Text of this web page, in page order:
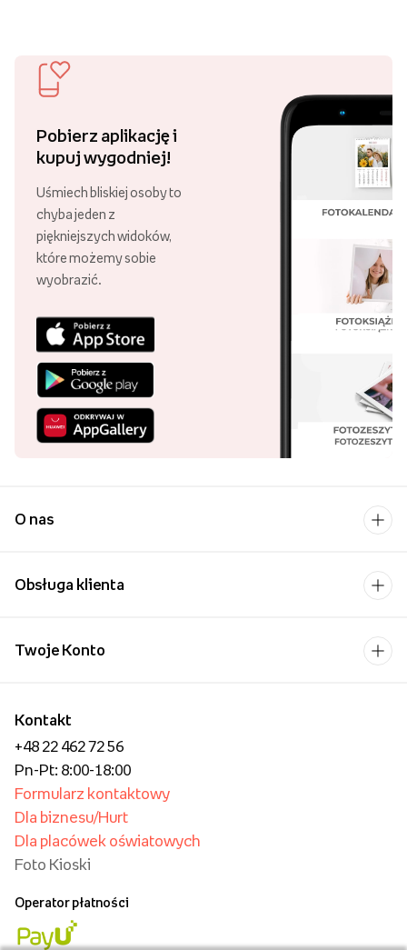
Pobierz aplikację i
kupuj wygodniej!
Uśmiech bliskiej osoby to
chyba jeden z
piękniejszych widoków,
które możemy sobie
wyobrazić.
O nas
Obsługa klienta
Kontakt
+48 22 462 72 56
Pn-Pt: 8:00-18:00
Formularz kontaktowy
Dla biznesu/Hurt
Dla placówek oświatowych
Foto Kioski
Operator płatności
Twoje Konto